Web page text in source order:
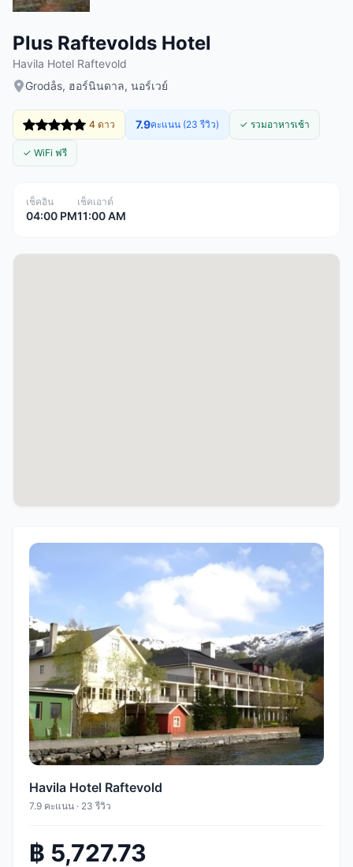
Plus Raftevolds Hotel
Havila Hotel Raftevold
Grodås, ฮอร์นินดาล, นอร์เวย์
4 ดาว 7.9คะแนน (23 รีวิว) ✓ รวมอาหารเช้า
✓ WiFi ฟรี
เช็คอิน
04:00 PM
เช็คเอาต์
11:00 AM
Havila Hotel Raftevold
7.9 คะแนน · 23 รีวิว
฿ 5,727.73